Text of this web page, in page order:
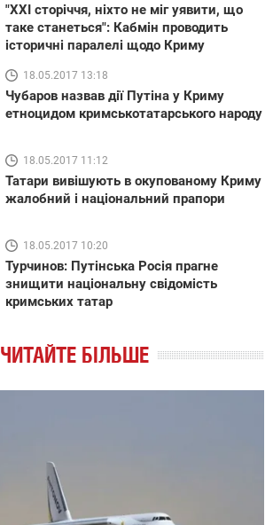
"ХХІ сторіччя, ніхто не міг уявити, що
таке станеться": Кабмін проводить
історичні паралелі щодо Криму
18.05.2017 13:18
Чубаров назвав дії Путіна у Криму
етноцидом кримськотатарського народу
18.05.2017 11:12
Татари вивішують в окупованому Криму
жалобний і національний прапори
18.05.2017 10:20
Турчинов: Путінська Росія прагне
знищити національну свідомість
кримських татар
ЧИТАЙТЕ БІЛЬШЕ